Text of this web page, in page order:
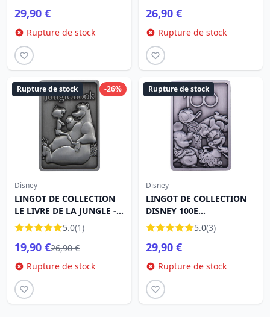
29,90 €
Rupture de stock
26,90 €
Rupture de stock
-26%
Rupture de stock
Disney
LINGOT DE COLLECTION
LE LIVRE DE LA JUNGLE -
EDITION LIMITÉE
5.0(1)
19,90 €26,90 €
Rupture de stock
Rupture de stock
Disney
LINGOT DE COLLECTION
DISNEY 100E
ANNIVERSAIRE - EDITION
LIMITÉE
5.0(3)
29,90 €
Rupture de stock